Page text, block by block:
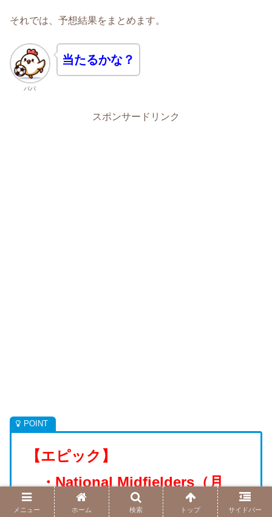
それでは、予想結果をまとめます。
パパ
当たるかな？
スポンサードリンク
【エピック】
・National Midfielders（月
曜）
メニュー ホーム 検索 トップ サイドバー